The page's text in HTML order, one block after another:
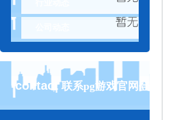
contact 联系pg游戏官网登